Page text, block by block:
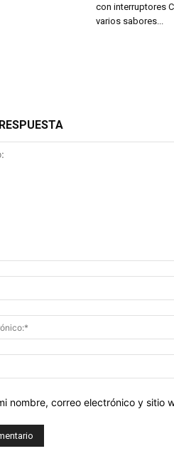
con interruptores
varios sabores...
nombre, correo electrónico y sitio